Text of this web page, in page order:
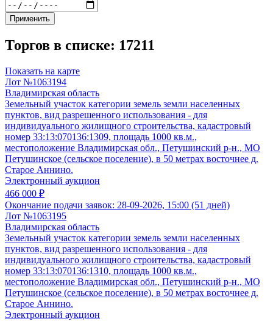
Применить
Торгов в списке: 17211
Показать на карте
Лот №1063194
Владимирская область
Земельный участок категории земель земли населенных
пунктов, вид разрешенного использования - для
индивидуального жилищного строительства, кадастровый
номер 33:13:070136:1309, площадь 1000 кв.м.,
местоположение Владимирская обл., Петушинский р-н., МО
Петушинское (сельское поселение), в 50 метрах восточнее д.
Старое Аннино.
Электронный аукцион
466 000 ₽
Окончание подачи заявок: 28-09-2026, 15:00 (51 дней)
Лот №1063195
Владимирская область
Земельный участок категории земель земли населенных
пунктов, вид разрешенного использования - для
индивидуального жилищного строительства, кадастровый
номер 33:13:070136:1310, площадь 1000 кв.м.,
местоположение Владимирская обл., Петушинский р-н., МО
Петушинское (сельское поселение), в 50 метрах восточнее д.
Старое Аннино.
Электронный аукцион